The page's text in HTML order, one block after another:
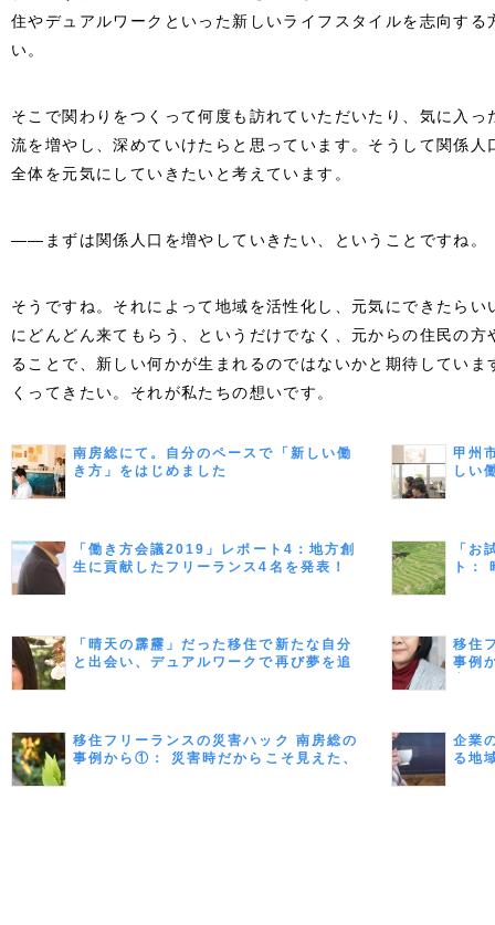
住やデュアルワークといった新しいライフスタイルを志向す
い。
そこで関わりをつくって何度も訪れていただいたり、気に入
流を増やし、深めていけたらと思っています。そうして関係
全体を元気にしていきたいと考えています。
――まずは関係人口を増やしていきたい、ということですね。
そうですね。それによって地域を活性化し、元気にできたら
にどんどん来てもらう、というだけでなく、元からの住民の
ることで、新しい何かが生まれるのではないかと期待していま
くってきたい。それが私たちの想いです。
南房総にて。自分のペースで「新しい働
き方」をはじめました
甲州
しい
「働き方会議2019」レポート4：地方創
生に貢献したフリーランス4名を発表！
「お
ト：
「晴天の霹靂」だった移住で新たな自分
と出会い、デュアルワークで再び夢を追
移住
事例
移住フリーランスの災害ハック 南房総の
事例から①： 災害時だからこそ見えた、
企業
る地